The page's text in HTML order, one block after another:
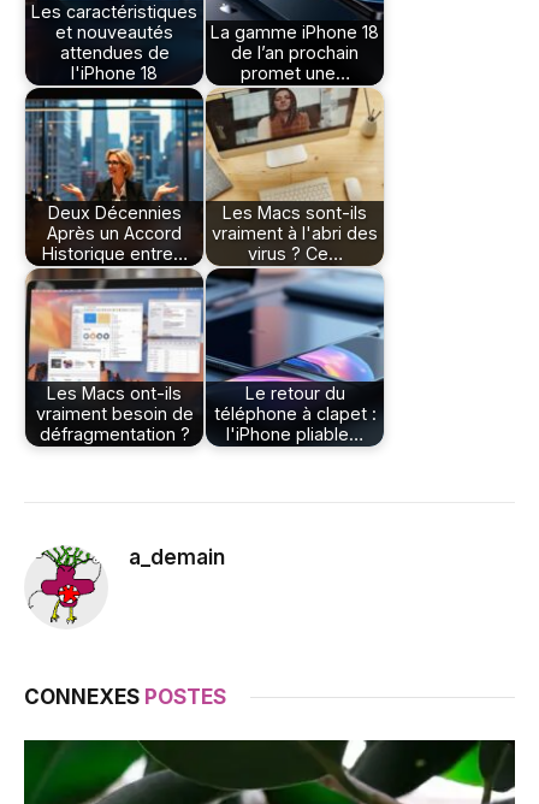
Les caractéristiques
et nouveautés
attendues de
l'iPhone 18
La gamme iPhone 18
de l’an prochain
promet une…
Deux Décennies
Après un Accord
Historique entre…
Les Macs sont-ils
vraiment à l'abri des
virus ? Ce…
Les Macs ont-ils
vraiment besoin de
défragmentation ?
Le retour du
téléphone à clapet :
l'iPhone pliable…
a_demain
CONNEXES POSTES